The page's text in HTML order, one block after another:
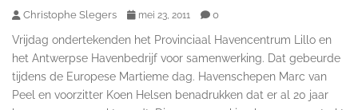
Christophe Slegers mei 23, 2011 0
Vrijdag ondertekenden het Provinciaal Havencentrum Lillo en
het Antwerpse Havenbedrijf voor samenwerking. Dat gebeurde
tijdens de Europese Martieme dag. Havenschepen Marc van
Peel en voorzitter Koen Helsen benadrukken dat er al 20 jaar